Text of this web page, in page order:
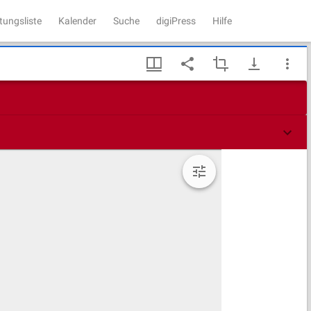
Kalender Suche digiPress Hilfe